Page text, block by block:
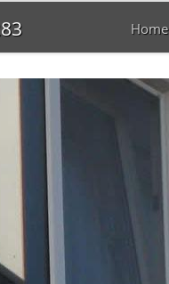
Home